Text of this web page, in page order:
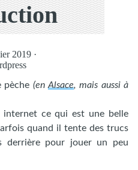
2019 ·
pèche (enAlsace, mais aussi à
internet ce qui est une belle
quand il tente des trucs
derrière pour jouer un peu